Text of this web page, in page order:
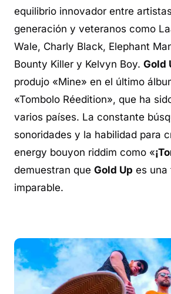
equilibrio innovador entre
generación y veteranos como
Wale, Charly Black, Elephant
Bounty Killer y Kelvyn Boy. Gold
produjo «Mine» en el último
«Tombolo Réedition», que ha
varios países. La constante
sonoridades y la habilidad para
energy bouyon riddim como «
demuestran que Gold Up es una
imparable.